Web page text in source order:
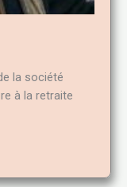
la société
à la retraite